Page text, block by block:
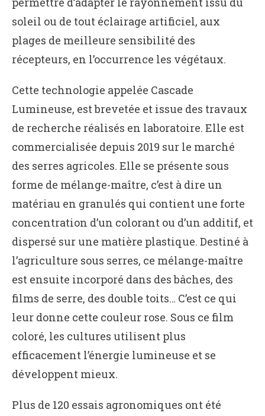
soleil ou de tout éclairage artificiel, aux
plages de meilleure sensibilité des
récepteurs, en l’occurrence les végétaux.
Cette technologie appelée Cascade
Lumineuse, est brevetée et issue des travaux
de recherche réalisés en laboratoire. Elle est
commercialisée depuis 2019 sur le marché
des serres agricoles. Elle se présente sous
forme de mélange-maître, c’est à dire un
matériau en granulés qui contient une forte
concentration d’un colorant ou d’un additif, et
dispersé sur une matière plastique. Destiné à
l’agriculture sous serres, ce mélange-maître
est ensuite incorporé dans des bâches, des
films de serre, des double toits… C’est ce qui
leur donne cette couleur rose. Sous ce film
coloré, les cultures utilisent plus
efficacement l’énergie lumineuse et se
développent mieux.
Plus de 120 essais agronomiques ont été